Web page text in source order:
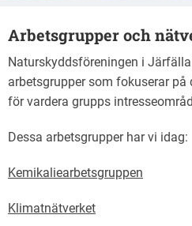
Arbetsgrupper och
Naturskyddsföreningen i
arbetsgrupper som fokuserar
för vardera grupps
Dessa arbetsgrupper har vi idag:
Kemikaliearbetsgruppen
Klimatnätverket